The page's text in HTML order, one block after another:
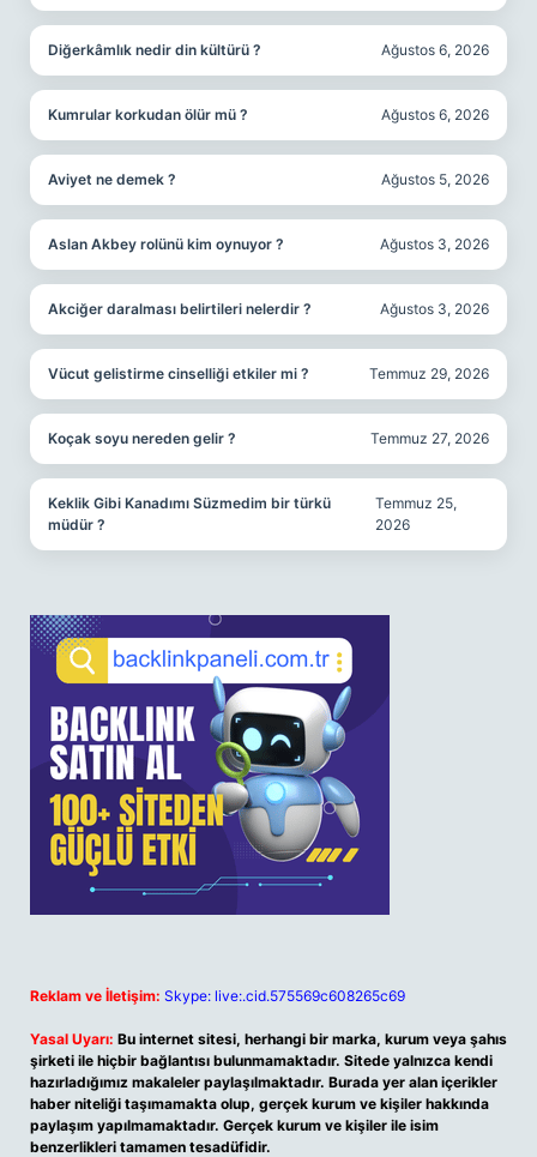
Diğerkâmlık nedir din kültürü ? Ağustos 6, 2026
Kumrular korkudan ölür mü ? Ağustos 6, 2026
Aviyet ne demek ? Ağustos 5, 2026
Aslan Akbey rolünü kim oynuyor ? Ağustos 3, 2026
Akciğer daralması belirtileri nelerdir ? Ağustos 3, 2026
Vücut gelistirme cinselliği etkiler mi ? Temmuz 29, 2026
Koçak soyu nereden gelir ? Temmuz 27, 2026
Keklik Gibi Kanadımı Süzmedim bir türkü
müdür ?
Temmuz 25,
2026
Reklam ve İletişim: Skype: live:.cid.575569c608265c69
Yasal Uyarı: Bu internet sitesi, herhangi bir marka, kurum veya şahıs
şirketi ile hiçbir bağlantısı bulunmamaktadır. Sitede yalnızca kendi
hazırladığımız makaleler paylaşılmaktadır. Burada yer alan içerikler
haber niteliği taşımamakta olup, gerçek kurum ve kişiler hakkında
paylaşım yapılmamaktadır. Gerçek kurum ve kişiler ile isim
benzerlikleri tamamen tesadüfidir.